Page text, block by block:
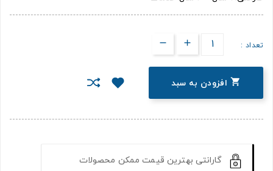
تعداد :
 افزودن به سبد
گارانتی بهترین قیمت ممکن محصولات